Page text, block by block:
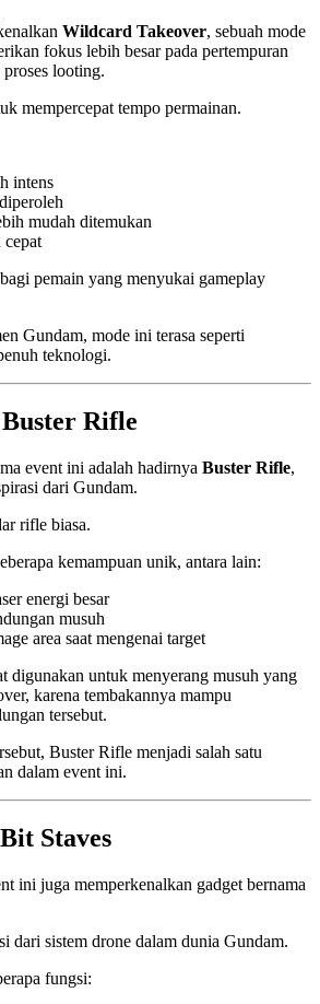
Wildcard Takeover, sebuah mode
fokus lebih besar pada pertempuran
looting.
mempercepat tempo permainan.
intens
mudah ditemukan
pemain yang menyukai gameplay
Gundam, mode ini terasa seperti
teknologi.
Rifle
event ini adalah hadirnya Buster Rifle,
dari Gundam.
rifle biasa.
kemampuan unik, antara lain:
energi besar
musuh
area saat mengenai target
digunakan untuk menyerang musuh yang
karena tembakannya mampu
tersebut.
Buster Rifle menjadi salah satu
dalam event ini.
Staves
ini juga memperkenalkan gadget bernama
dari sistem drone dalam dunia Gundam.
fungsi: